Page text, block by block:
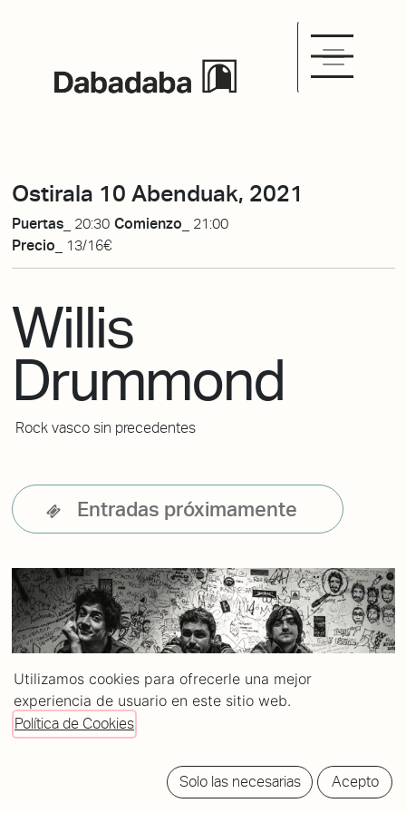
Ostirala 10 Abenduak, 2021
Puertas_ 20:30 Comienzo_ 21:00
Precio_
13/16€
Willis
Drummond
Rock vasco sin precedentes
Entradas próximamente
Utilizamos cookies para ofrecerle una mejor
experiencia de usuario en este sitio web.
Política de Cookies
Solo las necesarias Acepto